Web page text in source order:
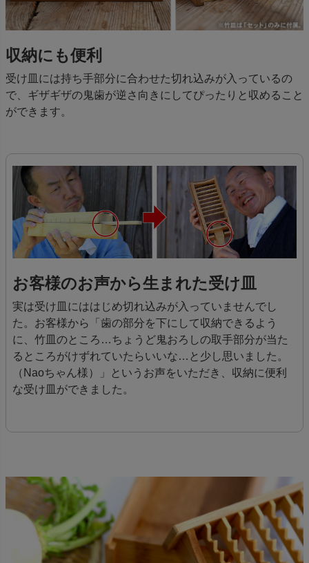
収納にも便利
受け皿には持ち手部分に合わせた切れ込みが入っているの
で、ギザギザの鬼歯が逆さ向きにしてぴったりと収めること
ができます。
お客様のお声から生まれた受け皿
実は受け皿にははじめ切れ込みが入っていませんでし
た。お客様から「歯の部分を下にして収納できるよう
に、竹皿のところ…ちょうど鬼おろしの取手部分が当た
るところがけずれていたらいいな…と少し思いました。
（Naoちゃん様）」というお声をいただき、収納に便利
な受け皿ができました。